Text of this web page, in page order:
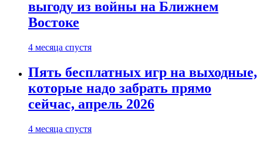
выгоду из войны на Ближнем
Востоке
4 месяца спустя
Пять бесплатных игр на выходные,
которые надо забрать прямо
сейчас, апрель 2026
4 месяца спустя